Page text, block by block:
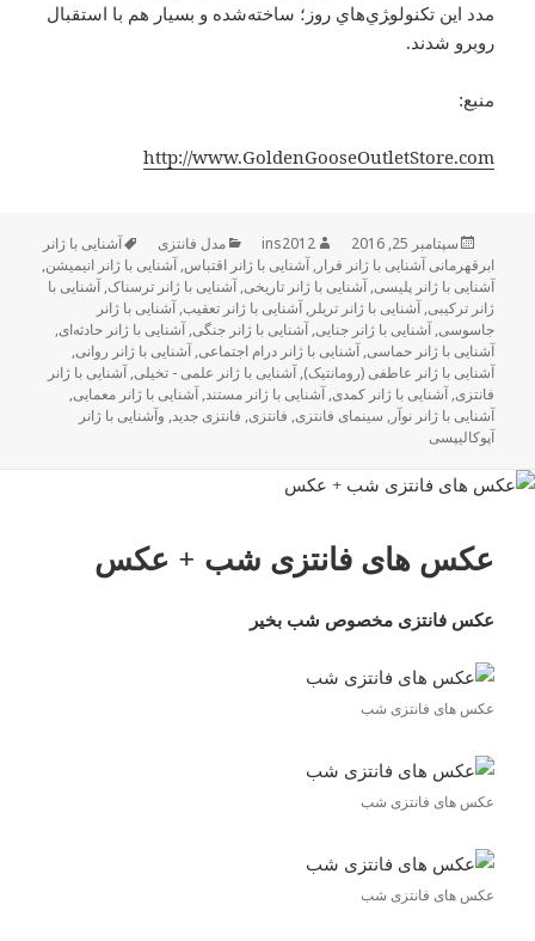
مدد اين تكنولو‍ژي‌هاي روز؛ ساخته‌شده و بسيار هم با استقبال
روبرو شدند.
منبع:
http://www.GoldenGooseOutletStore.com
ارسال
شده
در
سپتامبر 25, 2016 نویسنده
ins2012 دسته‌ها
مدل فانتزی برچسب‌ها
آشنایی با ژانر
ابرقهرمانی آشنایی با ژانر فرار,آشنایی با ژانر اقتباس,آشنایی با ژانر انیمیشن,
آشنایی با ژانر پلیسی,آشنایی با ژانر تاریخی,آشنایی با ژانر ترسناک,آشنایی با
ژانر ترکیبی,آشنایی با ژانر تریلر,آشنایی با ژانر تعقیب,آشنایی با ژانر
جاسوسی,آشنایی با ژانر جنایی,آشنایی با ژانر جنگی,آشنایی با ژانر حادثه‌ای,
آشنایی با ژانر حماسی,آشنایی با ژانر درام اجتماعی,آشنایی با ژانر روانی,
آشنایی با ژانر عاطفی (رومانتیک),آشنایی با ژانر علمی - تخیلی,آشنایی با ژانر
فانتزی,آشنایی با ژانر کمدی,آشنایی با ژانر مستند,آشنایی با ژانر معمایی,
آشنایی با ژانر نوآر, سینمای فانتزی, فانتزی, فانتزی جدید, وآشنایی با ژانر
آپوکالیپسی
عکس های فانتزی شب + عکس
عکس فانتزی مخصوص شب بخیر
عکس های فانتزی شب
عکس های فانتزی شب
عکس های فانتزی شب